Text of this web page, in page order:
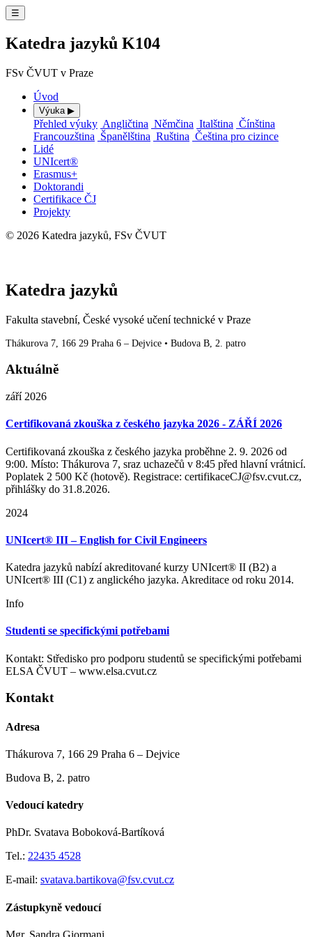
☰
Katedra jazyků K104
FSv ČVUT v Praze
Úvod
Výuka ▶
Přehled výuky Angličtina Němčina Italština Čínština
Francouzština Španělština Ruština Čeština pro cizince
Lidé
UNIcert®
Erasmus+
Doktorandi
Certifikace ČJ
Projekty
© 2026 Katedra jazyků, FSv ČVUT
Katedra jazyků
Fakulta stavební, České vysoké učení technické v Praze
Thákurova 7, 166 29 Praha 6 – Dejvice • Budova B, 2. patro
Aktuálně
září 2026
Certifikovaná zkouška z českého jazyka 2026 - ZÁŘÍ 2026
Certifikovaná zkouška z českého jazyka proběhne 2. 9. 2026 od
9:00. Místo: Thákurova 7, sraz uchazečů v 8:45 před hlavní vrátnicí.
Poplatek 2 500 Kč (hotově). Registrace: certifikaceCJ@fsv.cvut.cz,
přihlášky do 31.8.2026.
2024
UNIcert® III – English for Civil Engineers
Katedra jazyků nabízí akreditované kurzy UNIcert® II (B2) a
UNIcert® III (C1) z anglického jazyka. Akreditace od roku 2014.
Info
Studenti se specifickými potřebami
Kontakt: Středisko pro podporu studentů se specifickými potřebami
ELSA ČVUT – www.elsa.cvut.cz
Kontakt
Adresa
Thákurova 7, 166 29 Praha 6 – Dejvice
Budova B, 2. patro
Vedoucí katedry
PhDr. Svatava Boboková-Bartíková
Tel.: 22435 4528
E-mail: svatava.bartikova@fsv.cvut.cz
Zástupkyně vedoucí
Mgr. Sandra Giormani